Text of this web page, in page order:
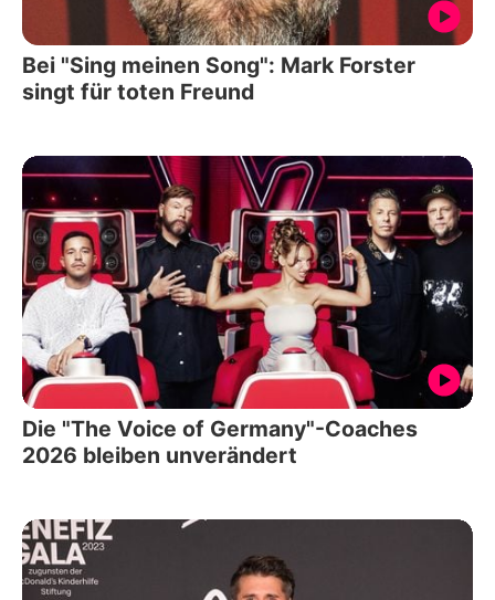
Bei "Sing meinen Song": Mark Forster
singt für toten Freund
Die "The Voice of Germany"-Coaches
2026 bleiben unverändert